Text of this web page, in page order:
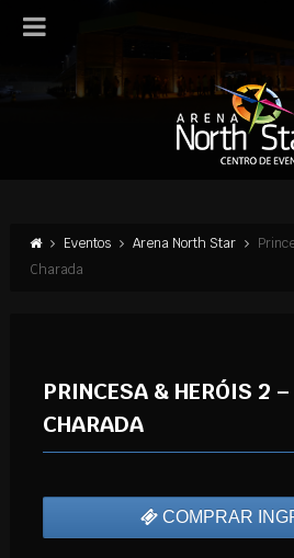
Eventos Arena North Star
Charada
PRINCESA & HERÓIS 2
CHARADA
COMPRAR